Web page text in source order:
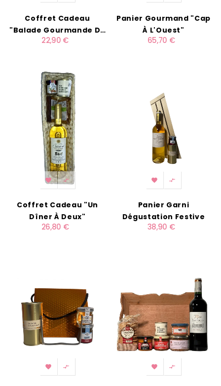
Coffret Cadeau
"Balade Gourmande Du
Sud-Ouest"
22,90 €
Panier Gourmand "Cap
À L'Ouest"
65,70 €
 
Coffret Cadeau "Un
Dîner À Deux"
26,80 €
 
Panier Garni
Dégustation Festive
38,90 €
   